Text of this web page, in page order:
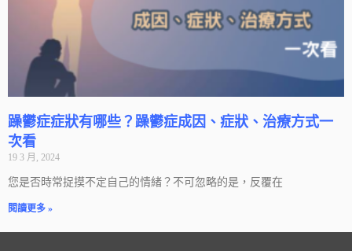
躁鬱症症狀有哪些？躁鬱症成因、症狀、治療方式一
次看
19 3 月, 2024
您是否時常捉摸不定自己的情緒？不可忽略的是，反覆在
閱讀更多 »